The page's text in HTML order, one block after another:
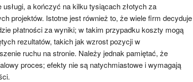
a kończyć na kilku tysiącach złotych za
projektów. Istotne jest również to, że wiele firm decyduje
płatności za wyniki; w takim przypadku koszty mogą
rezultatów, takich jak wzrost pozycji w
ruchu na stronie. Należy jednak pamiętać, że
proces; efekty nie są natychmiastowe i wymagają